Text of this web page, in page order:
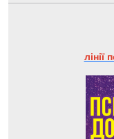
лінії